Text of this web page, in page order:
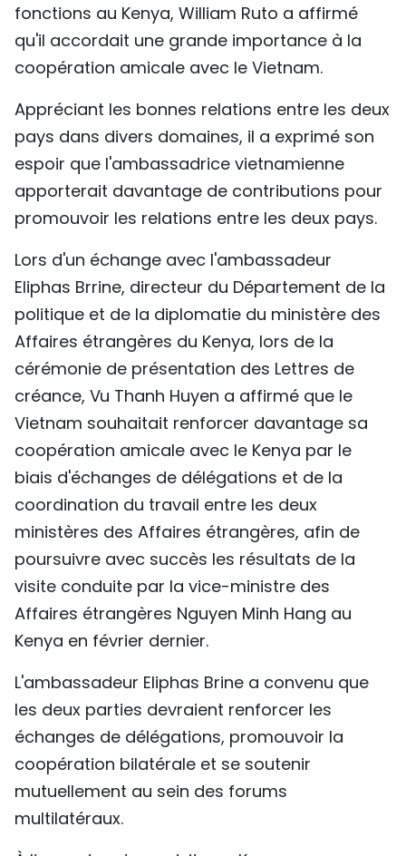
fonctions au Kenya, William Ruto a affirmé
qu'il accordait une grande importance à la
coopération amicale avec le Vietnam.
Appréciant les bonnes relations entre les deux
pays dans divers domaines, il a exprimé son
espoir que l'ambassadrice vietnamienne
apporterait davantage de contributions pour
promouvoir les relations entre les deux pays.
Lors d'un échange avec l'ambassadeur
Eliphas Brrine, directeur du Département de la
politique et de la diplomatie du ministère des
Affaires étrangères du Kenya, lors de la
cérémonie de présentation des Lettres de
créance, Vu Thanh Huyen a affirmé que le
Vietnam souhaitait renforcer davantage sa
coopération amicale avec le Kenya par le
biais d'échanges de délégations et de la
coordination du travail entre les deux
ministères des Affaires étrangères, afin de
poursuivre avec succès les résultats de la
visite conduite par la vice-ministre des
Affaires étrangères Nguyen Minh Hang au
Kenya en février dernier.
L'ambassadeur Eliphas Brine a convenu que
les deux parties devraient renforcer les
échanges de délégations, promouvoir la
coopération bilatérale et se soutenir
mutuellement au sein des forums
multilatéraux.